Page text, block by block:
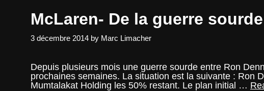
McLaren- De la guerre
3 décembre 2014 by Marc Limacher
Depuis plusieurs mois une guerre sourde entre Ron
prochaines semaines. La situation est la suivante : Ron
Mumtalakat Holding les 50% restant. Le plan initial …